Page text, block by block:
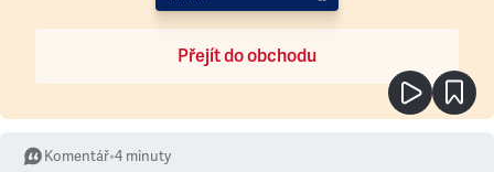
Přejít do obchodu
Komentář•4 minuty